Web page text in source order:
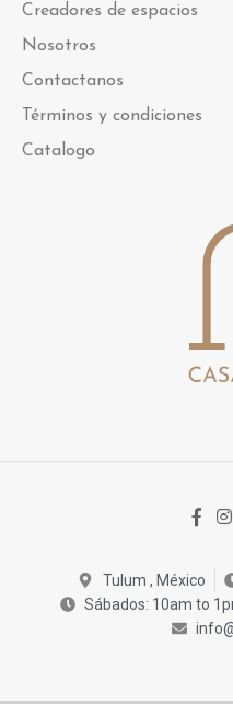
Creadores de espacios
Nosotros
Contactanos
Términos y condiciones
Catalogo
Tulum , México
Sábados: 10am to